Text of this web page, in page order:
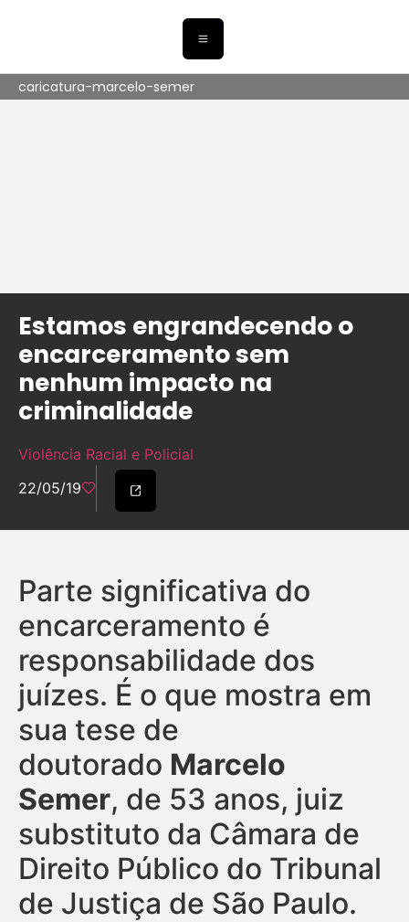
caricatura-marcelo-semer
Estamos engrandecendo o
encarceramento sem
nenhum impacto na
criminalidade
Violência Racial e Policial
22/05/19
Parte significativa do
encarceramento é
responsabilidade dos
juízes. É o que mostra em
sua tese de
doutorado Marcelo
Semer, de 53 anos, juiz
substituto da Câmara de
Direito Público do Tribunal
de Justiça de São Paulo.